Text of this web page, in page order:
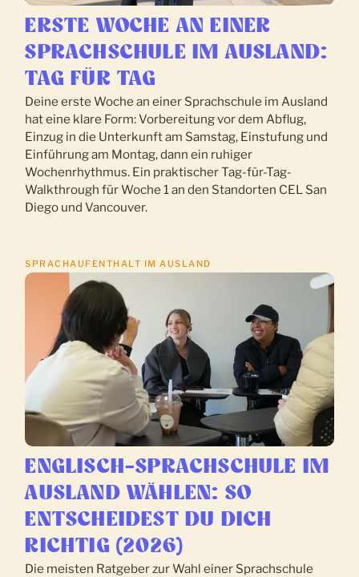
ERSTE WOCHE AN EINER
SPRACHSCHULE IM AUSLAND:
TAG FÜR TAG
Deine erste Woche an einer Sprachschule im Ausland
hat eine klare Form: Vorbereitung vor dem Abflug,
Einzug in die Unterkunft am Samstag, Einstufung und
Einführung am Montag, dann ein ruhiger
Wochenrhythmus. Ein praktischer Tag-für-Tag-
Walkthrough für Woche 1 an den Standorten CEL San
Diego und Vancouver.
SPRACHAUFENTHALT IM AUSLAND
ENGLISCH-SPRACHSCHULE IM
AUSLAND WÄHLEN: SO
ENTSCHEIDEST DU DICH
RICHTIG (2026)
Die meisten Ratgeber zur Wahl einer Sprachschule